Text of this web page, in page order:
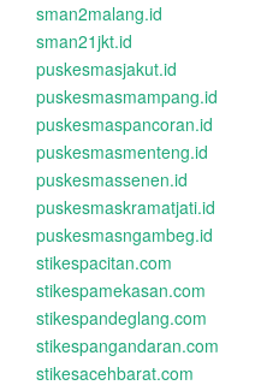
sman2malang.id
sman21jkt.id
puskesmasjakut.id
puskesmasmampang.id
puskesmaspancoran.id
puskesmasmenteng.id
puskesmassenen.id
puskesmaskramatjati.id
puskesmasngambeg.id
stikespacitan.com
stikespamekasan.com
stikespandeglang.com
stikespangandaran.com
stikesacehbarat.com